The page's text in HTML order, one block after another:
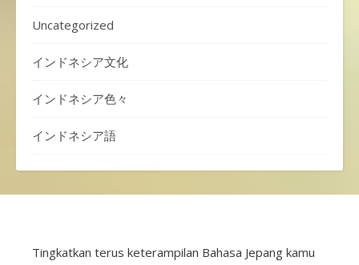
Uncategorized
インドネシア文化
インドネシア色々
インドネシア語
Tingkatkan terus keterampilan Bahasa Jepang kamu